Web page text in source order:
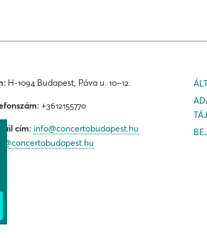
H-1094 Budapest, Páva u. 10–12.
+3612155770
cím: info@concertobudapest.hu